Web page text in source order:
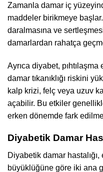
Zamanla damar iç
maddeler birikmeye
daralmasına ve
damarlardan rahatça
Ayrıca diyabet,
damar tıkanıklığı riskini
kalp krizi, felç veya uzuv
açabilir. Bu etkiler
erken dönemde fark
Diyabetik Damar
Diyabetik damar
büyüklüğüne göre iki ana